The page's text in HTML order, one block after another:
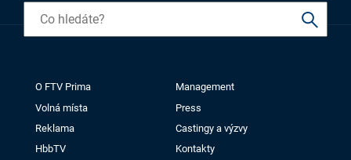
O FTV Prima
Management
Volná místa
Press
Reklama
Castingy a výzvy
HbbTV
Kontakty